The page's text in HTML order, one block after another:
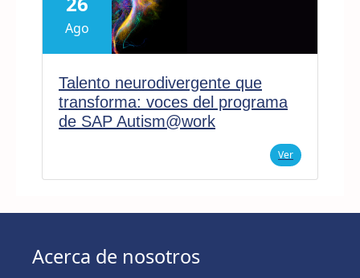
Ago
Talento neurodivergente que
transforma: voces del programa
de SAP Autism@work
Ver
Acerca de nosotros